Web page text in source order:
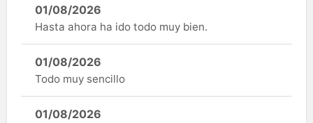
01/08/2026
Hasta ahora ha ido todo muy bien.
01/08/2026
Todo muy sencillo
01/08/2026